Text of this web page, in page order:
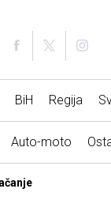
BiH Regija
Auto-moto